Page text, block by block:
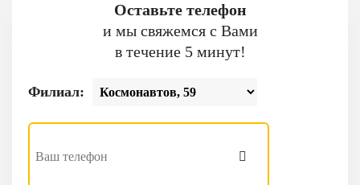
Оставьте телефон
и мы свяжемся с Вами
в течение 5 минут!
Филиал: